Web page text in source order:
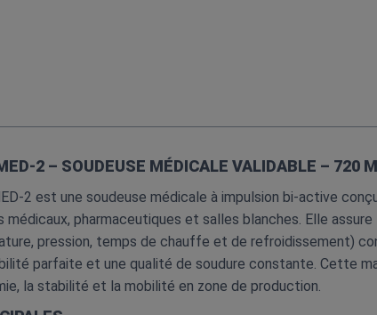
– SOUDEUSE MÉDICALE VALIDABLE – 720
est une soudeuse médicale à impulsion bi‑active
médicaux, pharmaceutiques et salles blanches. Elle
pression, temps de chauffe et de refroidissement)
parfaite et une qualité de soudure constante. Cette
la stabilité et la mobilité en zone de production.